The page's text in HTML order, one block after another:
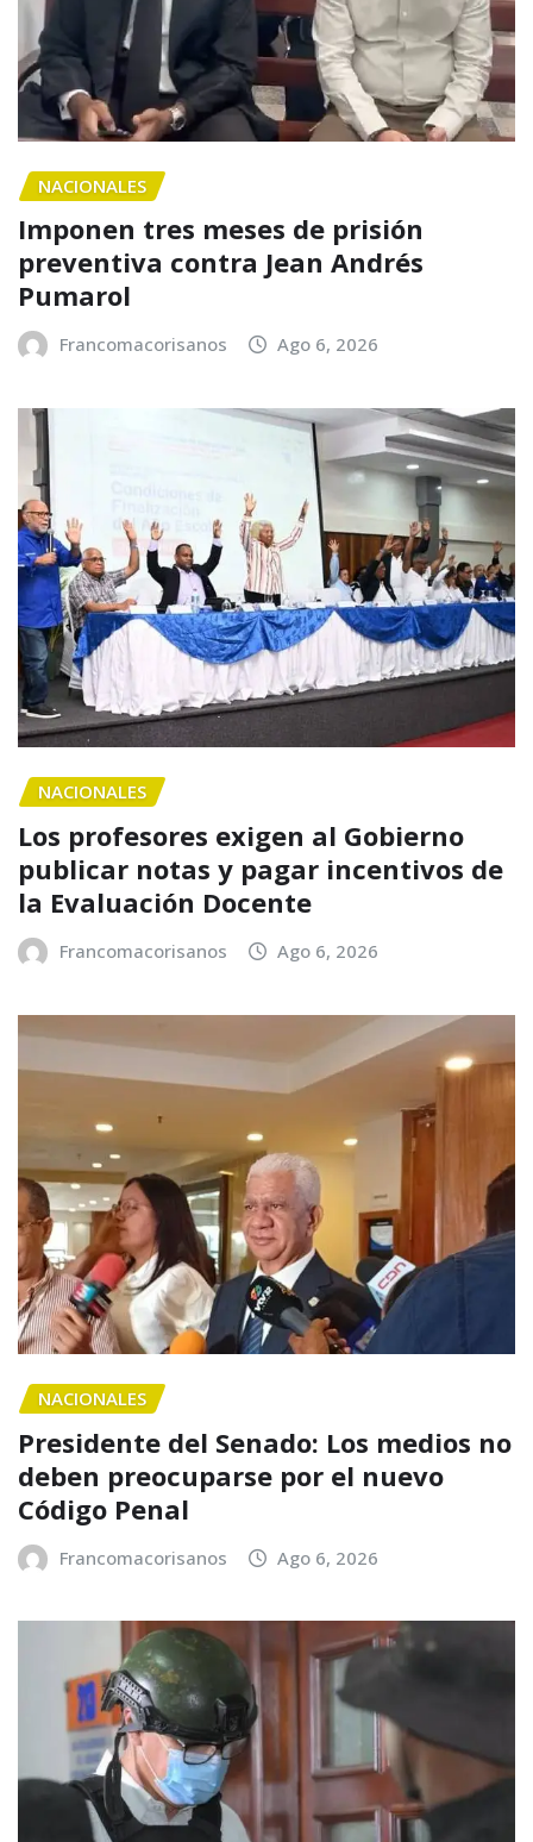
NACIONALES
Imponen tres meses de prisión
preventiva contra Jean Andrés
Pumarol
Francomacorisanos Ago 6, 2026
NACIONALES
Los profesores exigen al Gobierno
publicar notas y pagar incentivos de
la Evaluación Docente
Francomacorisanos Ago 6, 2026
NACIONALES
Presidente del Senado: Los medios no
deben preocuparse por el nuevo
Código Penal
Francomacorisanos Ago 6, 2026